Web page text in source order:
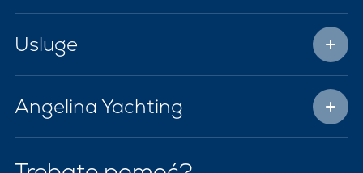
Usluge
Angelina Yachting